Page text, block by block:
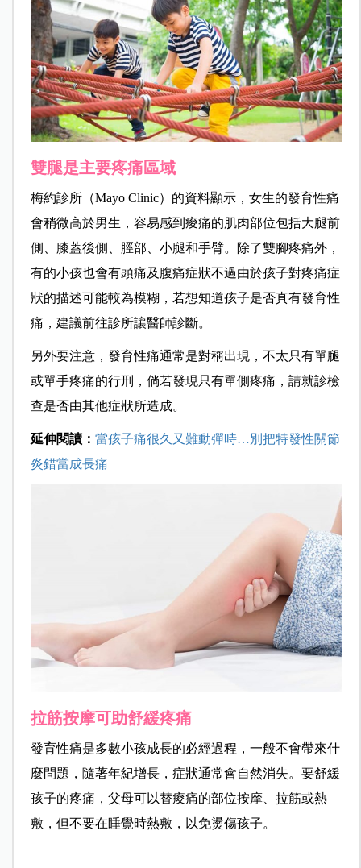
雙腿是主要疼痛區域
梅約診所（Mayo Clinic）的資料顯示，女生的發育性痛
會稍微高於男生，容易感到痠痛的肌肉部位包括大腿前
側、膝蓋後側、脛部、小腿和手臂。除了雙腳疼痛外，
有的小孩也會有頭痛及腹痛症狀不過由於孩子對疼痛症
狀的描述可能較為模糊，若想知道孩子是否真有發育性
痛，建議前往診所讓醫師診斷。
另外要注意，發育性痛通常是對稱出現，不太只有單腿
或單手疼痛的行刑，倘若發現只有單側疼痛，請就診檢
查是否由其他症狀所造成。
延伸閱讀： 當孩子痛很久又難動彈時…別把特發性關節
炎錯當成長痛
拉筋按摩可助舒緩疼痛
發育性痛是多數小孩成長的必經過程，一般不會帶來什
麼問題，隨著年紀增長，症狀通常會自然消失。要舒緩
孩子的疼痛，父母可以替痠痛的部位按摩、拉筋或熱
敷，但不要在睡覺時熱敷，以免燙傷孩子。